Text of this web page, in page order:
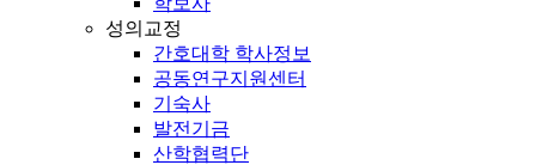
성의교정
간호대학 학사정보
공동연구지원센터
기숙사
발전기금
산학협력단